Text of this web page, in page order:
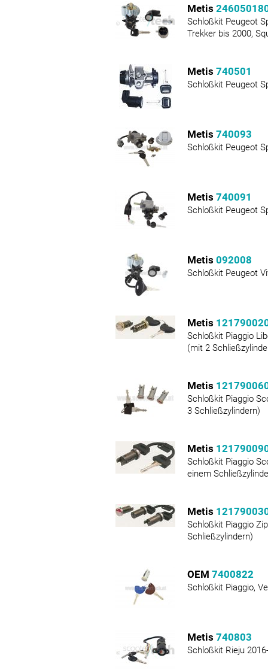
Metis
Schloßkit Peugeot
Trekker bis 2000,
Metis 740501
Schloßkit Peugeot
Metis 740093
Schloßkit Peugeot
Metis 740091
Schloßkit Peugeot
Metis 092008
Schloßkit Peugeot
Metis
Schloßkit Piaggio
(mit 2
Metis
Schloßkit Piaggio
3 Schließzylindern)
Metis
Schloßkit Piaggio
einem
Metis
Schloßkit Piaggio
Schließzylindern)
OEM 7400822
Schloßkit Piaggio,
Metis 740803
Schloßkit Rieju 2016-